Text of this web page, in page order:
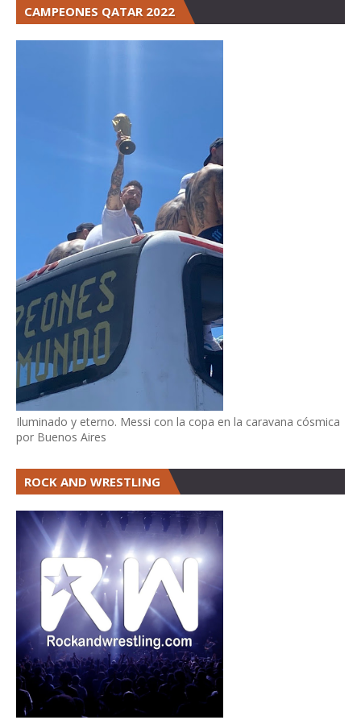
CAMPEONES QATAR 2022
Iluminado y eterno. Messi con la copa en la caravana cósmica
por Buenos Aires
ROCK AND WRESTLING